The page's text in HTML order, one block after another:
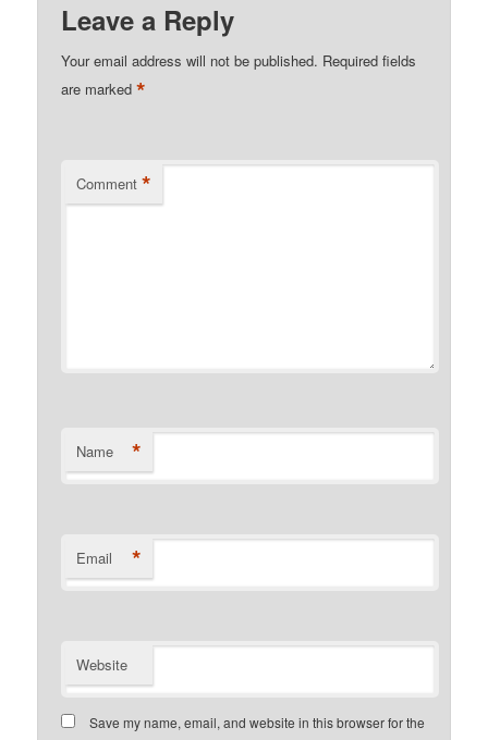
Leave a Reply
Your email address will not be published. Required fields
are marked*
Comment *
Name *
Email *
Website
Save my name, email, and website in this browser for the